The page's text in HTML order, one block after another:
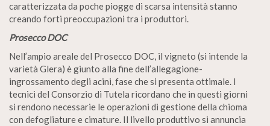
caratterizzata da poche piogge di scarsa intensità stanno
creando forti preoccupazioni tra i produttori.
Prosecco DOC
Nell’ampio areale del Prosecco DOC, il vigneto (si intende la
varietà Glera) è giunto alla fine dell’allegagione-
ingrossamento degli acini, fase che si presenta ottimale. I
tecnici del Consorzio di Tutela ricordano che in questi giorni
si rendono necessarie le operazioni di gestione della chioma
con defogliature e cimature. Il livello produttivo si annuncia